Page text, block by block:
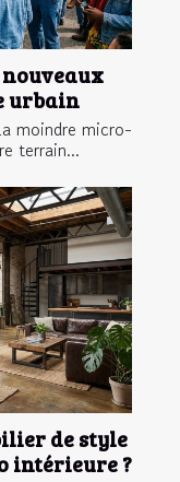
urbain
moindre micro-
terrain...
de style
intérieure ?